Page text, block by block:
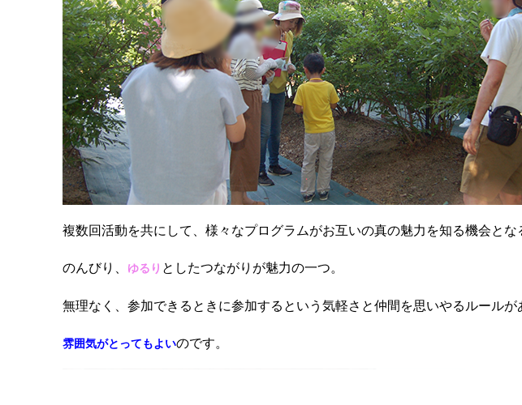
複数回活動を共にして、様々なプログラムがお互いの真の魅力を知る機会とな
のんびり、 ゆるり としたつながりが魅力の一つ。
無理なく、参加できるときに参加するという気軽さと仲間を思いやるルールが
雰囲気がとってもよいのです。